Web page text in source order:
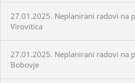
27.01.2025. Neplanirani radovi na
Virovitica
27.01.2025. Neplanirani radovi na
Bobovje